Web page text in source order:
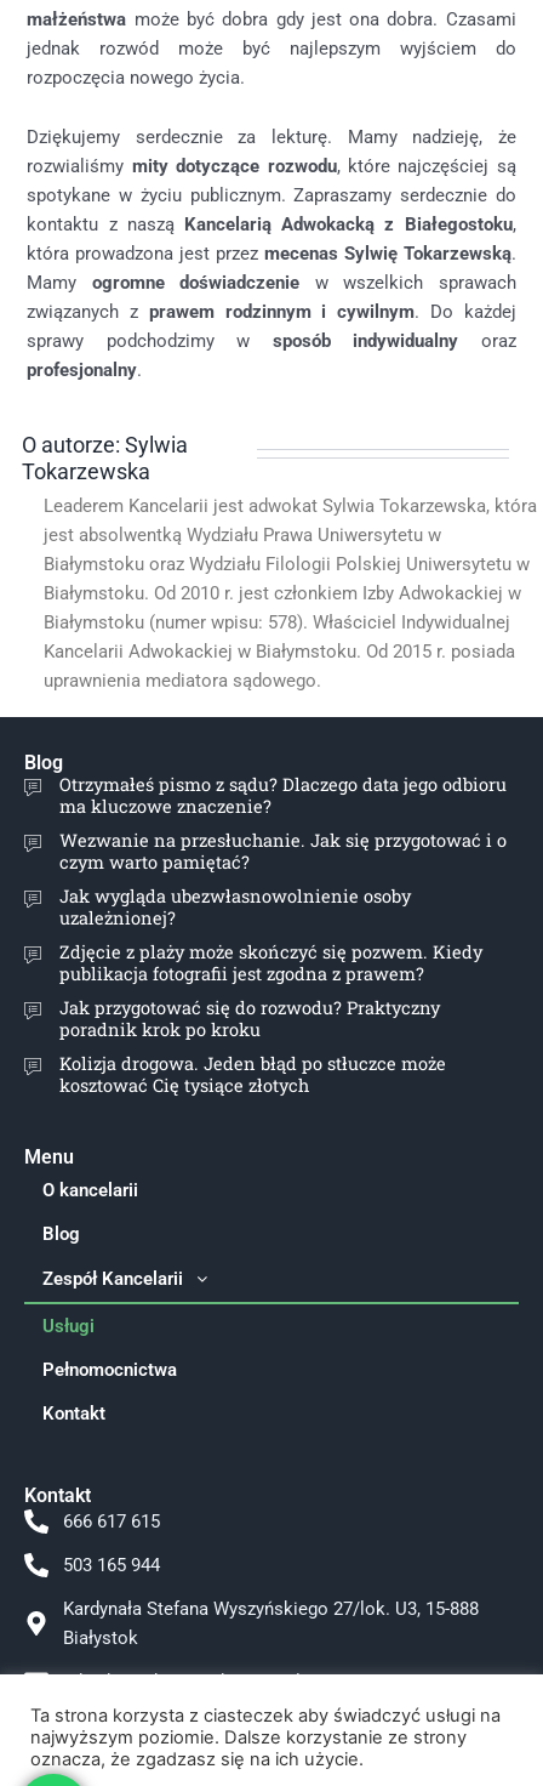
małżeństwa może być dobra gdy jest ona dobra. Czasami
jednak rozwód może być najlepszym wyjściem do
rozpoczęcia nowego życia.
Dziękujemy serdecznie za lekturę. Mamy nadzieję, że
rozwialiśmy mity dotyczące rozwodu, które najczęściej są
spotykane w życiu publicznym. Zapraszamy serdecznie do
kontaktu z naszą Kancelarią Adwokacką z Białegostoku,
która prowadzona jest przez mecenas Sylwię Tokarzewską.
Mamy ogromne doświadczenie w wszelkich sprawach
związanych z prawem rodzinnym i cywilnym. Do każdej
sprawy podchodzimy w sposób indywidualny oraz
profesjonalny.
O autorze: Sylwia
Tokarzewska
Leaderem Kancelarii jest adwokat Sylwia Tokarzewska, która
jest absolwentką Wydziału Prawa Uniwersytetu w
Białymstoku oraz Wydziału Filologii Polskiej Uniwersytetu w
Białymstoku. Od 2010 r. jest członkiem Izby Adwokackiej w
Białymstoku (numer wpisu: 578). Właściciel Indywidualnej
Kancelarii Adwokackiej w Białymstoku. Od 2015 r. posiada
uprawnienia mediatora sądowego.
Blog
Otrzymałeś pismo z sądu? Dlaczego data jego odbioru
ma kluczowe znaczenie?
Wezwanie na przesłuchanie. Jak się przygotować i o
czym warto pamiętać?
Jak wygląda ubezwłasnowolnienie osoby
uzależnionej?
Zdjęcie z plaży może skończyć się pozwem. Kiedy
publikacja fotografii jest zgodna z prawem?
Jak przygotować się do rozwodu? Praktyczny
poradnik krok po kroku
Kolizja drogowa. Jeden błąd po stłuczce może
kosztować Cię tysiące złotych
Menu
O kancelarii
Blog
Zespół Kancelarii
Usługi
Pełnomocnictwa
Kontakt
Kontakt
666 617 615
503 165 944
Kardynała Stefana Wyszyńskiego 27/lok. U3, 15-888
Białystok
Facebook
Instagram
Ta strona korzysta z ciasteczek aby świadczyć usługi na
najwyższym poziomie. Dalsze korzystanie ze strony
oznacza, że zgadzasz się na ich użycie.